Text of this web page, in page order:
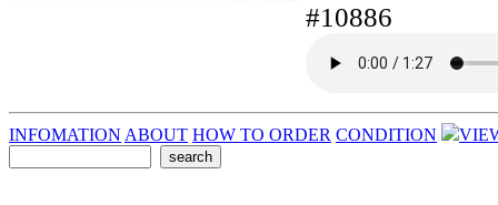
#10886
INFOMATION ABOUT HOW TO ORDER CONDITION